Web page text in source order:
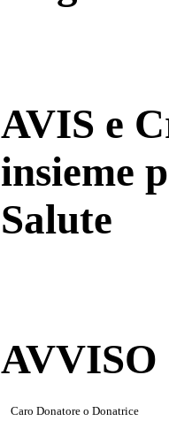
AVIS e
insieme
Salute
Caro Donatore o Donatrice